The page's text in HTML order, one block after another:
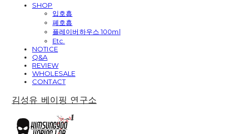
SHOP
입호흡
폐호흡
플레이버하우스 100ml
Etc.
NOTICE
Q&A
REVIEW
WHOLESALE
CONTACT
김성유 베이핑 연구소